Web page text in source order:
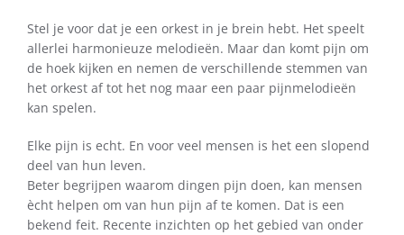
Stel je voor dat je een orkest in je brein hebt. Het speelt
allerlei harmonieuze melodieën. Maar dan komt pijn om
de hoek kijken en nemen de verschillende stemmen van
het orkest af tot het nog maar een paar pijnmelodieën
kan spelen.
Elke pijn is echt. En voor veel mensen is het een slopend
deel van hun leven.
Beter begrijpen waarom dingen pijn doen, kan mensen
ècht helpen om van hun pijn af te komen. Dat is een
bekend feit. Recente inzichten op het gebied van onder